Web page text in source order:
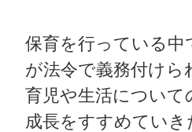
保育を行っている中
が法令で義務付けら
育児や生活につい
成長をすすめていき